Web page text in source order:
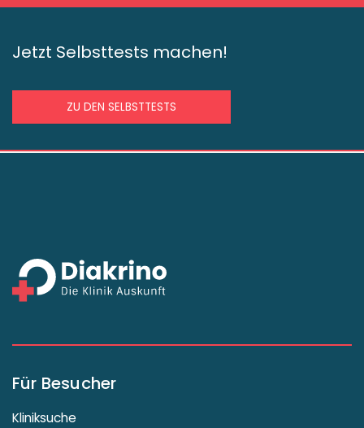
Jetzt Selbsttests machen!
ZU DEN SELBSTTESTS
Für Besucher
Kliniksuche